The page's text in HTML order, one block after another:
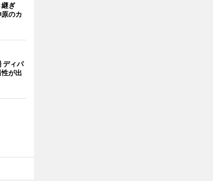
ぎ
のカ
ディパ
が出